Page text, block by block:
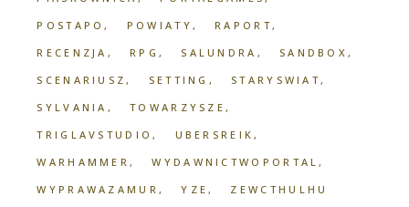
POSTAPO
POWIATY
RAPORT
RECENZJA
RPG SALUNDRA
SANDBOX
SCENARIUSZ
SETTING
STARYSWIAT
SYLVANIA
TOWARZYSZE
TRIGLAVSTUDIO
UBERSREIK
WARHAMMER
WYDAWNICTWOPORTAL
WYPRAWAZAMUR
YZE ZEWCTHULHU